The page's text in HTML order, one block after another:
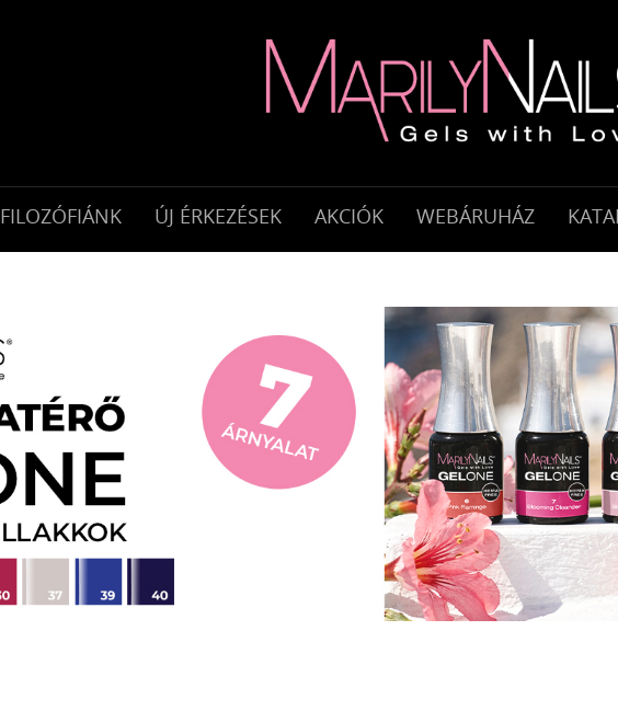
FILOZÓFIÁNK ÚJ ÉRKEZÉSEK AKCIÓK WEBÁRUHÁZ